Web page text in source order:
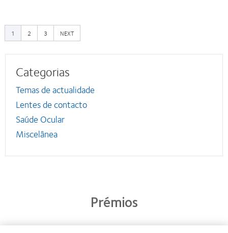
1 PAGE
2 PAGE
3
PRÓXIMA
PÁGINA
NEXT
Categorias
Temas de actualidade
Lentes de contacto
Saúde Ocular
Miscelânea
Prémios